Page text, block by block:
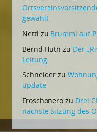
gewählt
Netti zu Brummi auf
Bernd Huth zu Der
Leitung
Schneider zu
update
Froschonero zu Drei
nächste Sitzung des